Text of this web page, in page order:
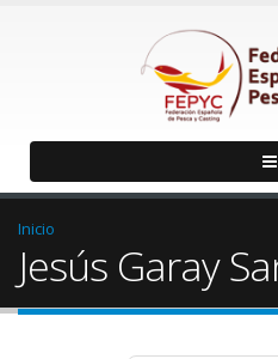
Inicio
Jesús Garay